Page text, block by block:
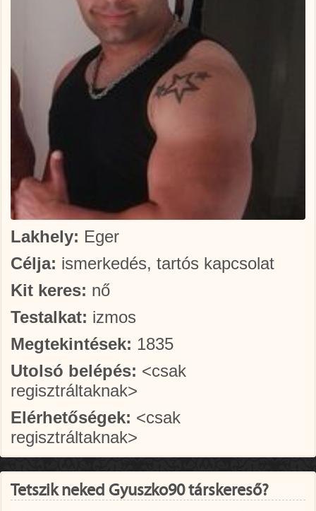
Lakhely: Eger
Célja: ismerkedés, tartós kapcsolat
Kit keres: nő
Testalkat: izmos
Megtekintések: 1835
Utolsó belépés: <csak
regisztráltaknak>
Elérhetőségek: <csak
regisztráltaknak>
Tetszik neked Gyuszko90 társkereső?